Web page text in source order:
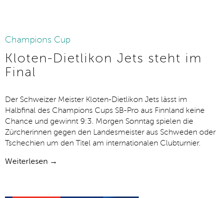
Champions Cup
Kloten-Dietlikon Jets steht im
Final
Der Schweizer Meister Kloten-Dietlikon Jets lässt im
Halbfinal des Champions Cups SB-Pro aus Finnland keine
Chance und gewinnt 9:3. Morgen Sonntag spielen die
Zürcherinnen gegen den Landesmeister aus Schweden oder
Tschechien um den Titel am internationalen Clubturnier.
Weiterlesen →